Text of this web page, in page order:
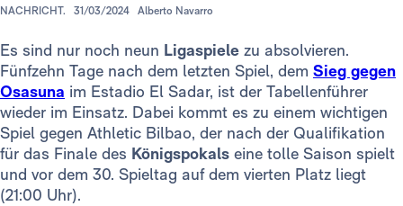
NACHRICHT. 31/03/2024 Alberto Navarro
Es sind nur noch neun Ligaspiele zu absolvieren.
Fünfzehn Tage nach dem letzten Spiel, dem Sieg gegen
Osasuna im Estadio El Sadar, ist der Tabellenführer
wieder im Einsatz. Dabei kommt es zu einem wichtigen
Spiel gegen Athletic Bilbao, der nach der Qualifikation
für das Finale des Königspokals eine tolle Saison spielt
und vor dem 30. Spieltag auf dem vierten Platz liegt
(21:00 Uhr).